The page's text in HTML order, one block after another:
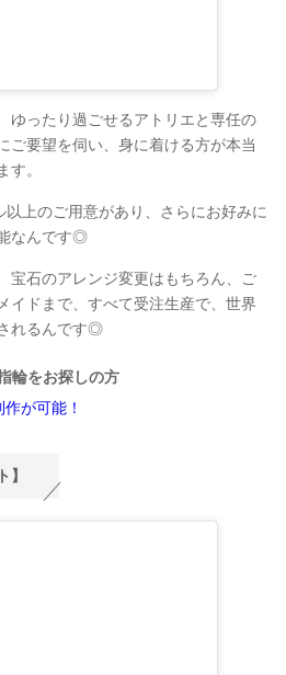
ゆったり過ごせるアトリエと専任の
ご要望を伺い、身に着ける方が本当
す。
上のご用意があり、さらにお好みに
なんです◎
宝石のアレンジ変更はもちろん、ご
イドまで、すべて受注生産で、世界
れるんです◎
輪をお探しの方
が可能！